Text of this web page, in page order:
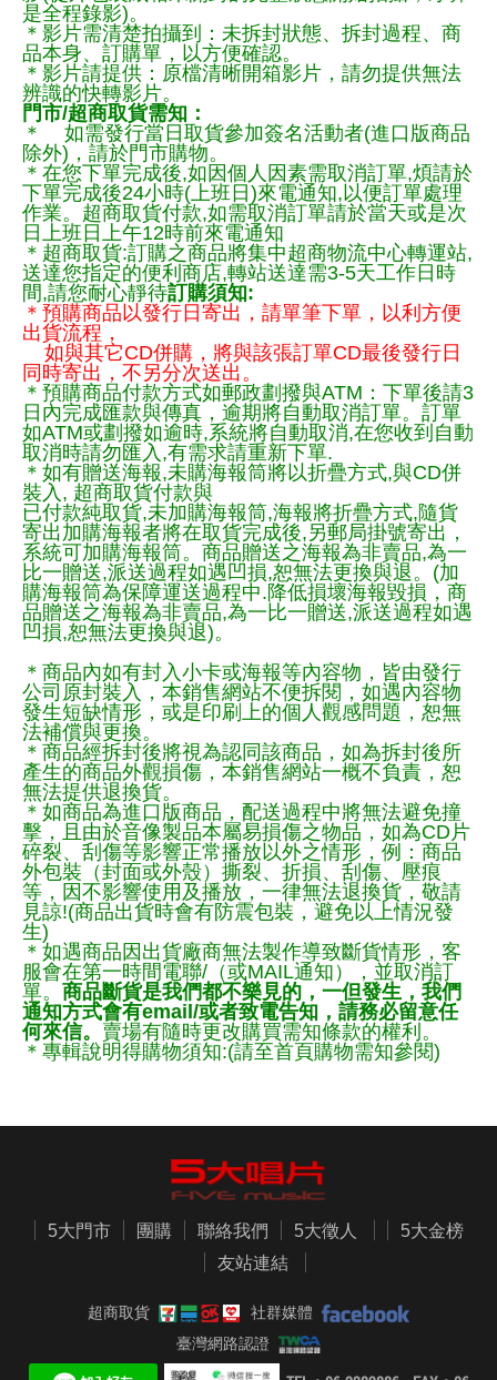
是全程錄影)。
＊影片需清楚拍攝到：未拆封狀態、拆封過程、商
品本身、訂購單，以方便確認。
＊影片請提供：原檔清晰開箱影片，請勿提供無法
辨識的快轉影片。
門市/超商取貨需知：
＊ 如需發行當日取貨參加簽名活動者(進口版商品
除外)，請於門市購物。
＊在您下單完成後,如因個人因素需取消訂單,煩請於
下單完成後24小時(上班日)來電通知,以便訂單處理
作業。超商取貨付款,如需取消訂單請於當天或是次
日上班日上午12時前來電通知
＊超商取貨:訂購之商品將集中超商物流中心轉運站,
送達您指定的便利商店,轉站送達需3-5天工作日時
間,請您耐心靜待訂購須知:
＊預購商品以發行日寄出，請單筆下單，以利方便
出貨流程，
如與其它CD併購，將與該張訂單CD最後發行日
同時寄出，不另分次送出。
＊預購商品付款方式如郵政劃撥與ATM：下單後請3
日內完成匯款與傳真，逾期將自動取消訂單。訂單
如ATM或劃撥如逾時,系統將自動取消,在您收到自動
取消時請勿匯入,有需求請重新下單.
＊如有贈送海報,未購海報筒將以折疊方式,與CD併
裝入, 超商取貨付款與
已付款純取貨,未加購海報筒,海報將折疊方式,隨貨
寄出加購海報者將在取貨完成後,另郵局掛號寄出，
系統可加購海報筒。商品贈送之海報為非賣品,為一
比一贈送,派送過程如遇凹損,恕無法更換與退。(加
購海報筒為保障運送過程中.降低損壞海報毀損，商
品贈送之海報為非賣品,為一比一贈送,派送過程如遇
凹損,恕無法更換與退)。
＊商品內如有封入小卡或海報等內容物，皆由發行
公司原封裝入，本銷售網站不便拆閱，如遇內容物
發生短缺情形，或是印刷上的個人觀感問題，恕無
法補償與更換。
＊商品經拆封後將視為認同該商品，如為拆封後所
產生的商品外觀損傷，本銷售網站一概不負責，恕
無法提供退換貨。
＊如商品為進口版商品，配送過程中將無法避免撞
擊，且由於音像製品本屬易損傷之物品，如為CD片
碎裂、刮傷等影響正常播放以外之情形，例：商品
外包裝（封面或外殼）撕裂、折損、刮傷、壓痕
等，因不影響使用及播放，一律無法退換貨，敬請
見諒!(商品出貨時會有防震包裝，避免以上情況發
生)
＊如遇商品因出貨廠商無法製作導致斷貨情形，客
服會在第一時間電聯/（或MAIL通知），並取消訂
單。 商品斷貨是我們都不樂見的，一但發生，我們
通知方式會有email/或者致電告知，請務必留意任
何來信。 賣場有隨時更改購買需知條款的權利。
＊專輯說明得購物須知:(請至首頁購物需知參閱)
5大門市 團購 聯絡我們 5大徵人
5大金榜
友站連結
超商取貨
社群媒體
臺灣網路認證